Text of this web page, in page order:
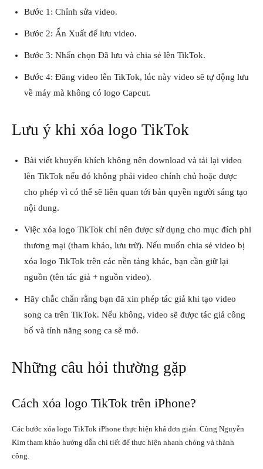
Bước 1: Chỉnh sửa video.
Bước 2: Ấn Xuất để lưu video.
Bước 3: Nhấn chọn Đã lưu và chia sẻ lên TikTok.
Bước 4: Đăng video lên TikTok, lúc này video sẽ tự động lưu
về máy mà không có logo Capcut.
Lưu ý khi xóa logo TikTok
Bài viết khuyến khích không nên download và tải lại video
lên TikTok nếu đó không phải video chính chủ hoặc được
cho phép vì có thể sẽ liên quan tới bản quyền người sáng tạo
nội dung.
Việc xóa logo TikTok chỉ nên được sử dụng cho mục đích phi
thương mại (tham khảo, lưu trữ). Nếu muốn chia sẻ video bị
xóa logo TikTok trên các nền tảng khác, bạn cần giữ lại
nguồn (tên tác giả + nguồn video).
Hãy chắc chắn rằng bạn đã xin phép tác giả khi tạo video
song ca trên TikTok. Nếu không, video sẽ được tác giả công
bố và tính năng song ca sẽ mở.
Những câu hỏi thường gặp
Cách xóa logo TikTok trên iPhone?
Các bước xóa logo TikTok iPhone thực hiện khá đơn giản. Cùng Nguyễn
Kim tham khảo hướng dẫn chi tiết để thực hiện nhanh chóng và thành
công.